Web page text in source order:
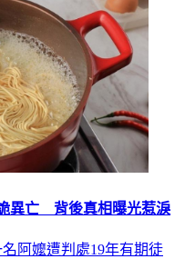
異亡 背後真相曝光惹淚
阿嬤遭判處19年有期徒